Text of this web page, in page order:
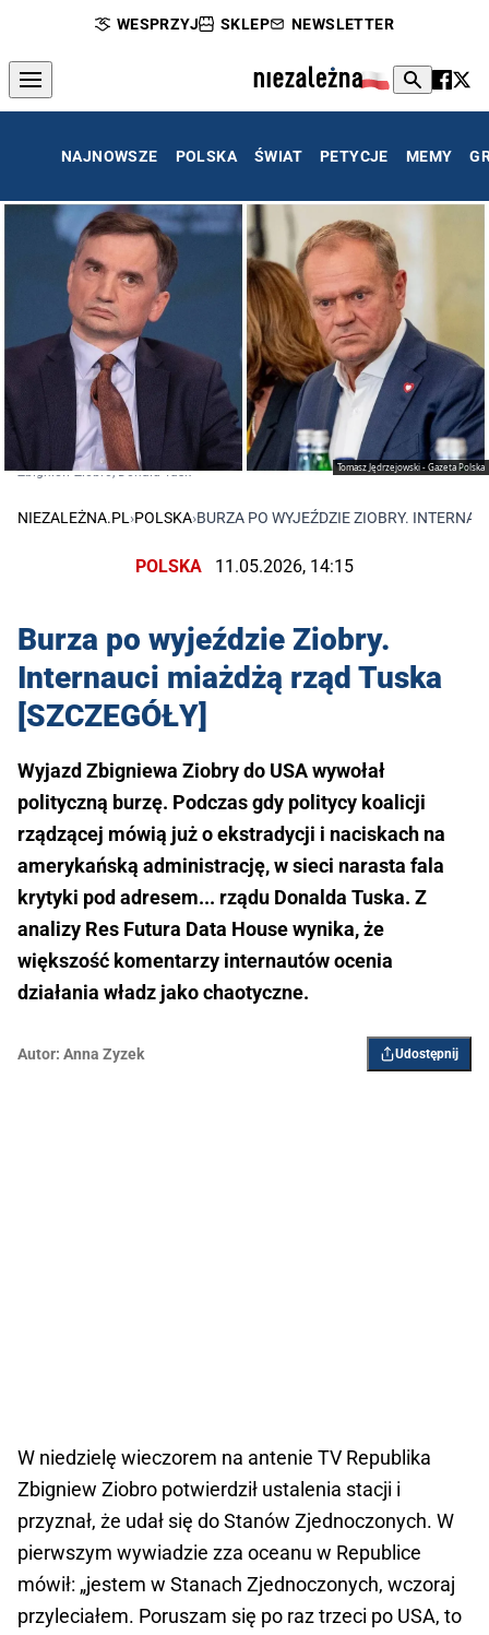
WESPRZYJ SKLEP NEWSLETTER
NAJNOWSZE POLSKA ŚWIAT PETYCJE MEMY
Tomasz Jędrzejowski - Gazeta Polska
Zbigniew Ziobro, Donald Tusk
NIEZALEŻNA.PL ›POLSKA›BURZA PO WYJEŹDZIE ZIOBRY.
POLSKA 11.05.2026, 14:15
Burza po wyjeździe Ziobry.
Internauci miażdżą rząd Tuska
[SZCZEGÓŁY]
Wyjazd Zbigniewa Ziobry do USA wywołał
polityczną burzę. Podczas gdy politycy koalicji
rządzącej mówią już o ekstradycji i naciskach na
amerykańską administrację, w sieci narasta fala
krytyki pod adresem... rządu Donalda Tuska. Z
analizy Res Futura Data House wynika, że
większość komentarzy internautów ocenia
działania władz jako chaotyczne.
Autor: Anna Zyzek Udostępnij
W niedzielę wieczorem na antenie TV Republika
Zbigniew Ziobro potwierdził ustalenia stacji i
przyznał, że udał się do Stanów Zjednoczonych. W
pierwszym wywiadzie zza oceanu w Republice
mówił: „jestem w Stanach Zjednoczonych, wczoraj
przyleciałem. Poruszam się po raz trzeci po USA, to